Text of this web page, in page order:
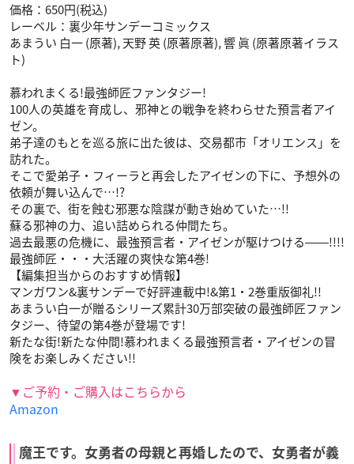
価格：650円(税込)
レーベル：裏少年サンデーコミックス
あまうい 白一 (原著), 天野 英 (原著原著), 響 眞 (原著原著イラス
ト)
慕われまくる!最強師匠ファンタジー!
100人の英雄を育成し、邪神との戦争を終わらせた預言者アイ
ゼン。
弟子達のもとを巡る旅に出た彼は、交易都市「オリエンス」を
訪れた。
そこで愛弟子・フィーラと再会したアイゼンの下に、予想外の
依頼が舞い込んで…!?
その裏で、街を蝕む邪悪な陰謀が動き始めていた…!!
蘇る邪神の力、追い詰められる仲間たち。
過去最悪の危機に、最強預言者・アイゼンが駆けつける――!!!!
最強師匠・・・大活躍の爽快な第4巻!
【編集担当からのおすすめ情報】
マンガワン&裏サンデーで好評連載中!&第1・2巻重版御礼!!
あまうい白一が贈るシリーズ累計30万部突破の最強師匠ファン
タジー、待望の第4巻が登場です!
新たな街!新たな仲間!慕われまくる最強預言者・アイゼンの冒
険をお楽しみください!!
▼ご予約・ご購入はこちらから
Amazon
魔王です。女勇者の母親と再婚したので、女勇者が義